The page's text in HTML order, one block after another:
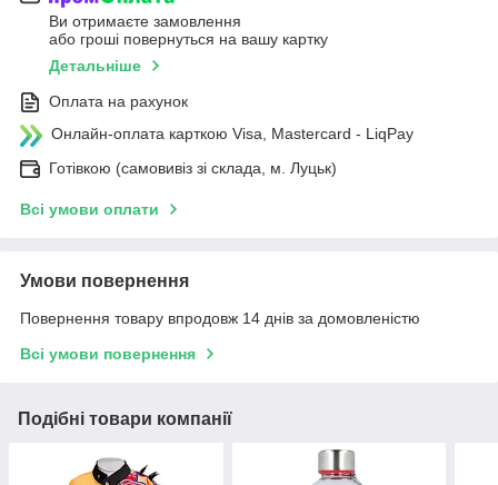
Ви отримаєте замовлення
або гроші повернуться на вашу картку
Детальніше
Оплата на рахунок
Онлайн-оплата карткою Visa, Mastercard - LiqPay
Готівкою (самовивіз зі склада, м. Луцьк)
Всі умови оплати
Умови повернення
Повернення товару впродовж 14 днів за домовленістю
Всі умови повернення
Подібні товари компанії